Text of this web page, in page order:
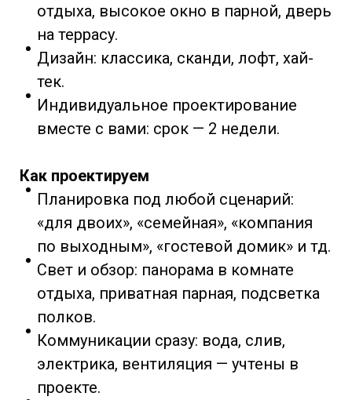
отдыха, высокое окно в парной, дверь
на террасу.
Дизайн: классика, сканди, лофт, хай-
тек.
Индивидуальное проектирование
вместе с вами: срок — 2 недели.
Как проектируем
Планировка под любой сценарий:
«для двоих», «семейная», «компания
по выходным», «гостевой домик» и тд.
Свет и обзор: панорама в комнате
отдыха, приватная парная, подсветка
полков.
Коммуникации сразу: вода, слив,
электрика, вентиляция — учтены в
проекте.